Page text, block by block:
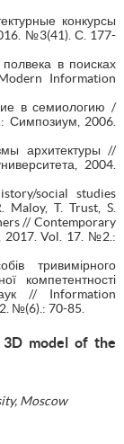
конкурсы
№3(41). С. 177-
в поисках
Information
в семиологию /
Симпозиум, 2006.
архитектуры //
2004.
social studies
Maloy, T. Trust, S.
// Contemporary
2017. Vol. 17. №2.:
тривимірного
компетентності
// Information
№(6).: 70-85.
model of the
Moscow